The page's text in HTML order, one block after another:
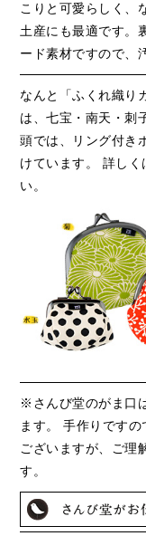
こりと可愛らしく、
土産にも最適です。
ード素材ですので、
なんと「ふくれ織り
は、七宝・南天・刺
頭では、リング付き
けています。 詳しく
い。
※さんび堂のがま口
ます。 手作りです
ございますが、ご理
す。